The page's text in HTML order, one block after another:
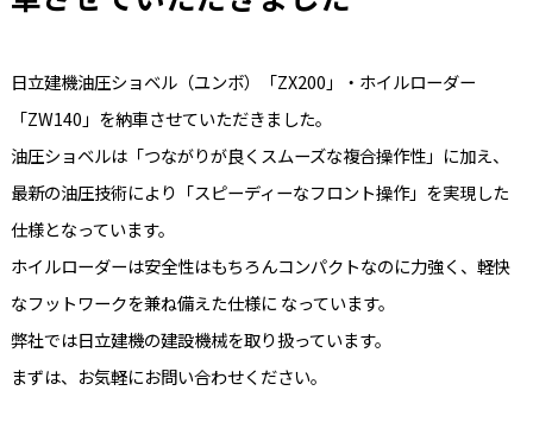
日立建機油圧ショベル（ユンボ）「ZX200」・ホイルローダー
「ZW140」を納車させていただきました。
油圧ショベルは「つながりが良くスムーズな複合操作性」に加え、
最新の油圧技術により「スピーディーなフロント操作」を実現した
仕様となっています。
ホイルローダーは安全性はもちろんコンパクトなのに力強く、軽快
なフットワークを兼ね備えた仕様に なっています。
弊社では日立建機の建設機械を取り扱っています。
まずは、お気軽にお問い合わせください。